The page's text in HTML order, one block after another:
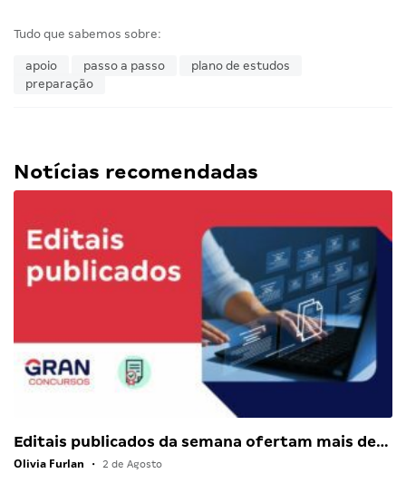
Tudo que sabemos sobre:
apoio passo a passo
plano de estudos
preparação
Notícias recomendadas
Editais publicados da semana ofertam mais de…
Olivia Furlan • 2 de Agosto